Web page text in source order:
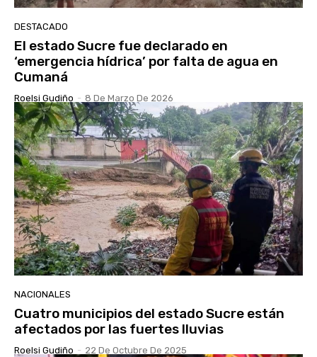
DESTACADO
El estado Sucre fue declarado en
‘emergencia hídrica’ por falta de agua en
Cumaná
Roelsi Gudiño - 8 De Marzo De 2026
NACIONALES
Cuatro municipios del estado Sucre están
afectados por las fuertes lluvias
Roelsi Gudiño - 22 De Octubre De 2025